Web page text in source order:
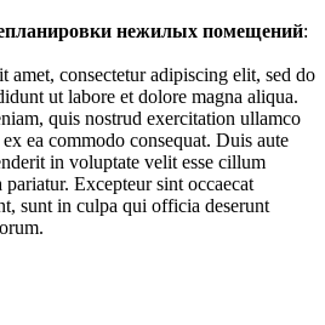
нежилых помещений:
amet, consectetur adipiscing elit, sed do
ut labore et dolore magna aliqua.
quis nostrud exercitation ullamco
ea commodo consequat. Duis aute
in voluptate velit esse cillum
Excepteur sint occaecat
sunt in culpa qui officia deserunt